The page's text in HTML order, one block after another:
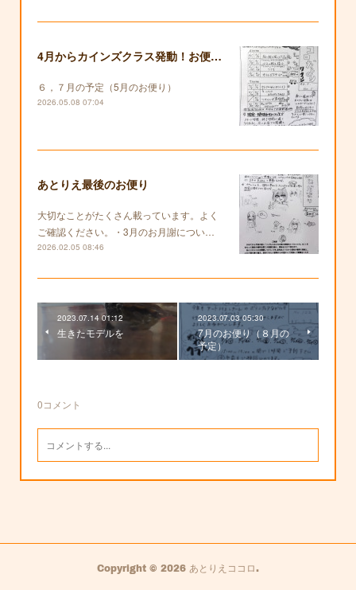
4月からカインズクラス発動！お便りも復活します！
６，７月の予定（5月のお便り）
2026.05.08 07:04
あとりえ最後のお便り
大切なことがたくさん載っています。よく
ご確認ください。・3月のお月謝につい…
2026.02.05 08:46
2023.07.14 01:12
生きたモデルを
2023.07.03 05:30
7月のお便り（８月の
予定）
0コメント
Copyright © 2026 あとりえココロ.